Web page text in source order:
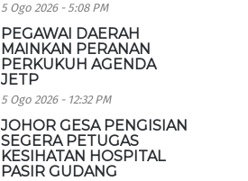
5 Ogo 2026 - 5:08 PM
PEGAWAI DAERAH
MAINKAN PERANAN
PERKUKUH AGENDA
JETP
5 Ogo 2026 - 12:32 PM
JOHOR GESA PENGISIAN
SEGERA PETUGAS
KESIHATAN HOSPITAL
PASIR GUDANG